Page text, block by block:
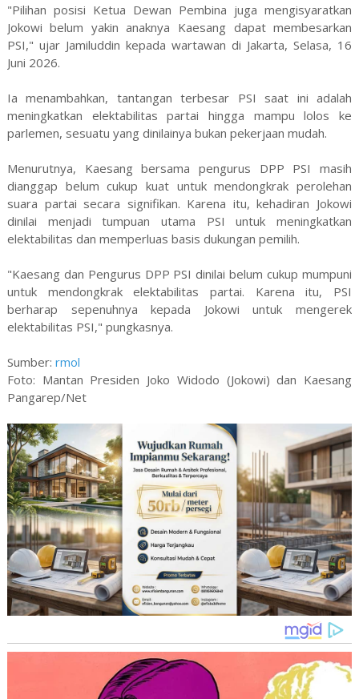
"Pilihan posisi Ketua Dewan Pembina juga mengisyaratkan
Jokowi belum yakin anaknya Kaesang dapat membesarkan
PSI," ujar Jamiluddin kepada wartawan di Jakarta, Selasa, 16
Juni 2026.
Ia menambahkan, tantangan terbesar PSI saat ini adalah
meningkatkan elektabilitas partai hingga mampu lolos ke
parlemen, sesuatu yang dinilainya bukan pekerjaan mudah.
Menurutnya, Kaesang bersama pengurus DPP PSI masih
dianggap belum cukup kuat untuk mendongkrak perolehan
suara partai secara signifikan. Karena itu, kehadiran Jokowi
dinilai menjadi tumpuan utama PSI untuk meningkatkan
elektabilitas dan memperluas basis dukungan pemilih.
"Kaesang dan Pengurus DPP PSI dinilai belum cukup mumpuni
untuk mendongkrak elektabilitas partai. Karena itu, PSI
berharap sepenuhnya kepada Jokowi untuk mengerek
elektabilitas PSI," pungkasnya.
Sumber: rmol
Foto: Mantan Presiden Joko Widodo (Jokowi) dan Kaesang
Pangarep/Net